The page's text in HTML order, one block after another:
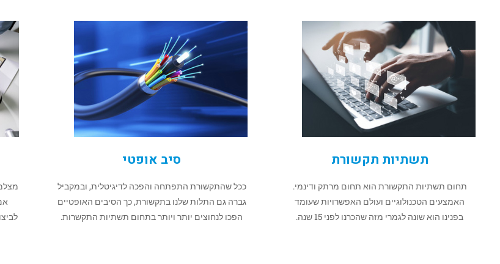
תשתיות תקשורת
תחום תשתיות התקשורת הוא תחום מרתק ודינמי.
האמצעים הטכנולוגיים ועולם האפשרויות שעומד
בפנינו הוא שונה לגמרי מזה שהכרנו לפני 15 שנה.
סיב אופטי
ככל שהתקשורת התפתחה והפכה לדיגיטלית, ובמקביל
גברה גם התלות שלנו בתקשורת, כך הסיבים האופטיים
הפכו לנחוצים יותר ויותר בתחום תשתיות התקשרות.